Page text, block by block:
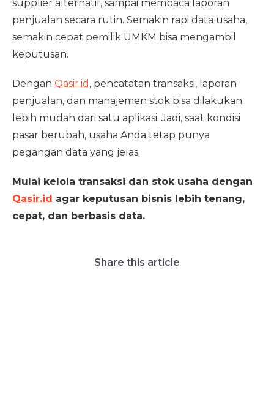
supplier alternatif, sampai membaca laporan
penjualan secara rutin. Semakin rapi data usaha,
semakin cepat pemilik UMKM bisa mengambil
keputusan.
Dengan Qasir.id , pencatatan transaksi, laporan
penjualan, dan manajemen stok bisa dilakukan
lebih mudah dari satu aplikasi. Jadi, saat kondisi
pasar berubah, usaha Anda tetap punya
pegangan data yang jelas.
Mulai kelola transaksi dan stok usaha dengan
Qasir.id agar keputusan bisnis lebih tenang,
cepat, dan berbasis data.
Share this article